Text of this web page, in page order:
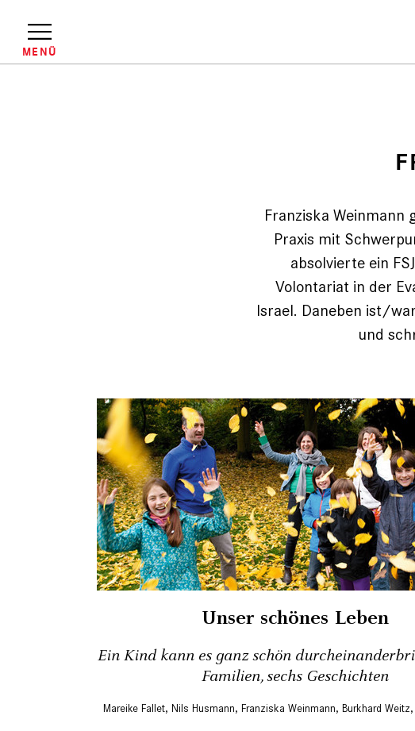
Inhalt
MENÜ
Franziska
Praxis mit
absolvierte ein
Volontariat in der
Israel. Daneben ist/
und
Unser schönes Leben
Ein Kind kann es ganz schön
Familien, sechs Geschichten
Mareike Fallet, Nils Husmann, Franziska Weinmann, Burkhard Weitz,